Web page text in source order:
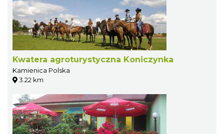
Kwatera agroturystyczna Koniczynka
Kamienica Polska
3.22 km